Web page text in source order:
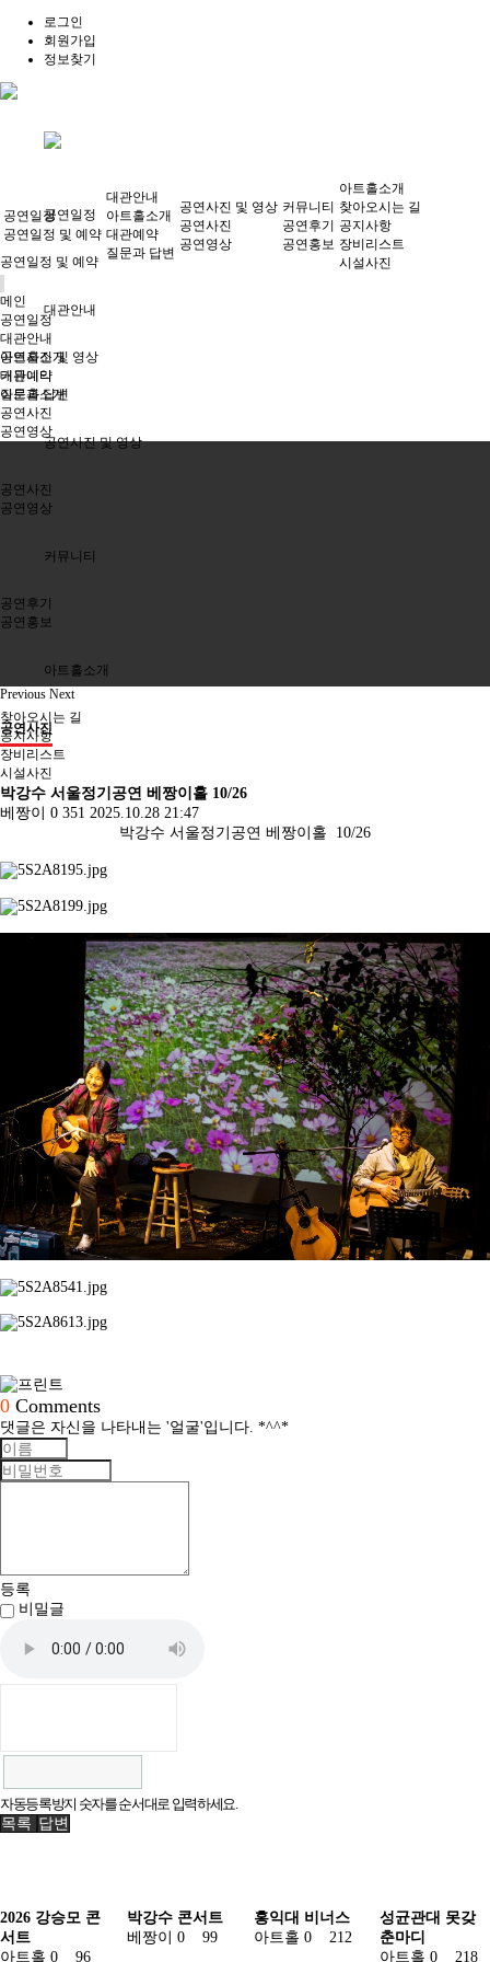
로그인
회원가입
정보찾기
공연일정
공연일정 및 예약
대관안내
아트홀소개
대관예약
질문과 답변
공연사진 및 영상
공연사진
공연영상
커뮤니티
공연후기
공연홍보
아트홀소개
찾아오시는 길
공지사항
장비리스트
시설사진
공연일정
공연일정 및 예약
대관안내
아트홀소개
대관예약
질문과 답변
공연사진 및 영상
공연사진
공연영상
커뮤니티
공연후기
공연홍보
아트홀소개
찾아오시는 길
공지사항
장비리스트
시설사진
메인
공연일정
대관안내
공연사진 및 영상
커뮤니티
아트홀소개
공연사진
공연영상
Previous Next
공연사진
박강수 서울정기공연 베짱이홀 10/26
베짱이
0 351 2025.10.28 21:47
박강수 서울정기공연 베짱이홀 10/26
0 Comments
댓글은 자신을 나타내는 '얼굴'입니다. *^^*
등록
비밀글
자동등록방지 숫자를 순서대로 입력하세요.
목록 답변
2026 강승모 콘
서트
아트홀 0 96
박강수 콘서트
베짱이
0 99
홍익대 비너스
아트홀 0 212
성균관대 못갖
춘마디
아트홀 0 218